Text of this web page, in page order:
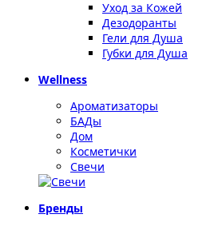
Уход за Кожей
Дезодоранты
Гели для Душа
Губки для Душа
Wellness
Ароматизаторы
БАДы
Дом
Косметички
Свечи
Бренды